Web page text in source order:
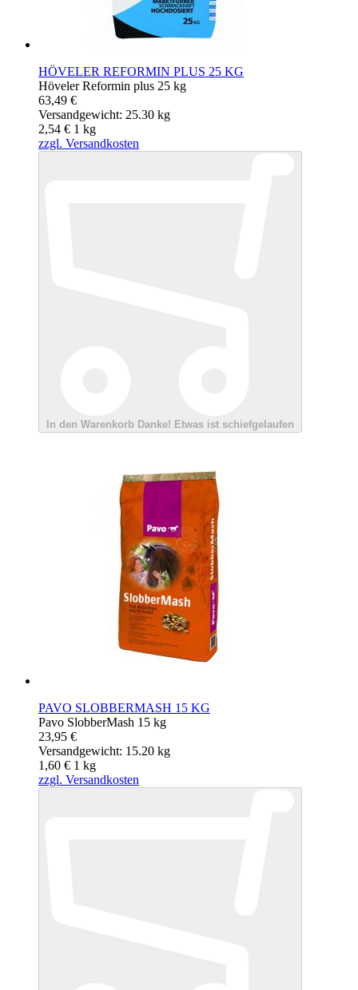
HÖVELER REFORMIN PLUS 25 KG
Höveler Reformin plus 25 kg
63,49 €
Versandgewicht: 25.30 kg
2,54 € 1 kg
zzgl. Versandkosten
In den Warenkorb Danke! Etwas ist schiefgelaufen
PAVO SLOBBERMASH 15 KG
Pavo SlobberMash 15 kg
23,95 €
Versandgewicht: 15.20 kg
1,60 € 1 kg
zzgl. Versandkosten